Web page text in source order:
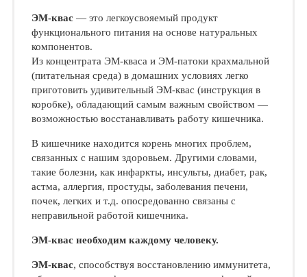
ЭМ-квас— это легкоусвояемый продукт
функционального питания на основе натуральных
компонентов.
Из концентрата ЭМ-кваса и ЭМ-патоки крахмальной
(питательная среда) в домашних условиях легко
приготовить удивительный ЭМ-квас (инструкция в
коробке), обладающий самым важным свойством —
возможностью восстанавливать работу кишечника.
В кишечнике находится корень многих проблем,
связанных с нашим здоровьем. Другими словами,
такие болезни, как инфаркты, инсульты, диабет, рак,
астма, аллергия, простуды, заболевания печени,
почек, легких и т.д. опосредованно связаны с
неправильной работой кишечника.
ЭМ-квас необходим каждому человеку.
ЭМ-квас, способствуя восстановлению иммунитета,